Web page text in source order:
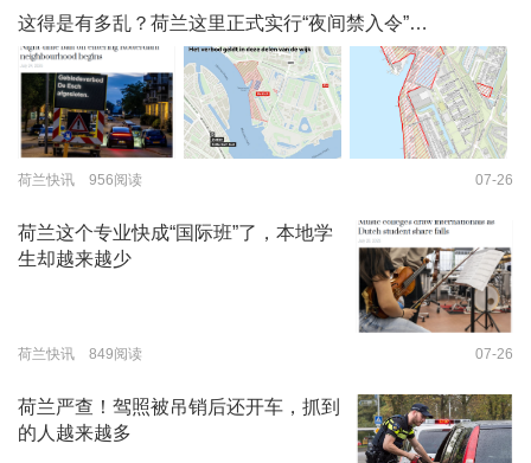
这得是有多乱？荷兰这里正式实行“夜间禁入令”…
荷兰快讯 956阅读 07-26
荷兰这个专业快成“国际班”了，本地学
生却越来越少
荷兰快讯 849阅读 07-26
荷兰严查！驾照被吊销后还开车，抓到
的人越来越多